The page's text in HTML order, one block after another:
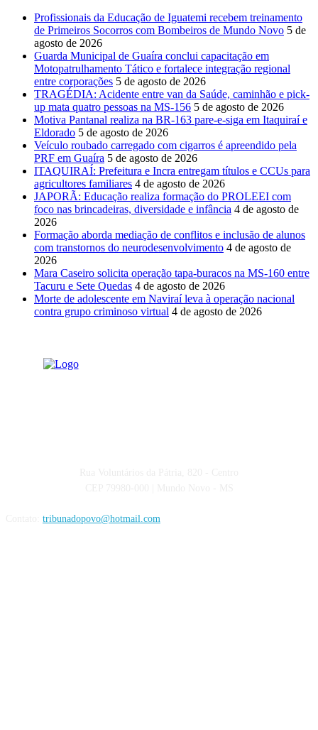
Profissionais da Educação de Iguatemi recebem treinamento
de Primeiros Socorros com Bombeiros de Mundo Novo 5 de
agosto de 2026
Guarda Municipal de Guaíra conclui capacitação em
Motopatrulhamento Tático e fortalece integração regional
entre corporações 5 de agosto de 2026
TRAGÉDIA: Acidente entre van da Saúde, caminhão e pick-
up mata quatro pessoas na MS-156 5 de agosto de 2026
Motiva Pantanal realiza na BR-163 pare-e-siga em Itaquiraí e
Eldorado 5 de agosto de 2026
Veículo roubado carregado com cigarros é apreendido pela
PRF em Guaíra 5 de agosto de 2026
ITAQUIRAÍ: Prefeitura e Incra entregam títulos e CCUs para
agricultores familiares 4 de agosto de 2026
JAPORÃ: Educação realiza formação do PROLEEI com
foco nas brincadeiras, diversidade e infância 4 de agosto de
2026
Formação aborda mediação de conflitos e inclusão de alunos
com transtornos do neurodesenvolvimento 4 de agosto de
2026
Mara Caseiro solicita operação tapa-buracos na MS-160 entre
Tacuru e Sete Quedas 4 de agosto de 2026
Morte de adolescente em Naviraí leva à operação nacional
contra grupo criminoso virtual 4 de agosto de 2026
tribunadopovo@hotmail.com